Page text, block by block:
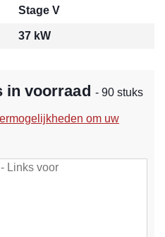
Stage V
37 kW
in voorraad - 90 stuks
om uw